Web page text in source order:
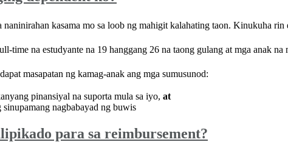
naninirahan kasama mo sa loob ng mahigit kalahating taon. Kinukuha
time na estudyante na 19 hanggang 26 na taong gulang at mga anak
masapatan ng kamag-anak ang mga sumusunod:
pinansiyal na suporta mula sa iyo, at
nagbabayad ng buwis
para sa reimbursement?